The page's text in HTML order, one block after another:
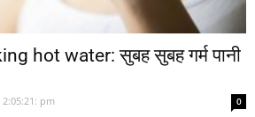
hot water: सुबह सुबह गर्म पानी
2:05:21: pm 0